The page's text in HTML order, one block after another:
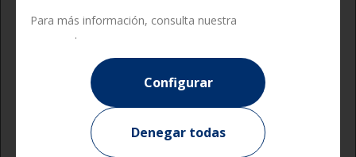
Buscar
Para más información, consulta nuestra
.
Denegar todas
Configurar